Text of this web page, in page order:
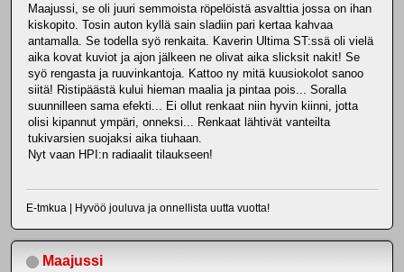
Maajussi, se oli juuri semmoista röpelöistä asvalttia jossa on ihan
kiskopito. Tosin auton kyllä sain sladiin pari kertaa kahvaa
antamalla. Se todella syö renkaita. Kaverin Ultima ST:ssä oli vielä
aika kovat kuviot ja ajon jälkeen ne olivat aika slicksit nakit! Se
syö rengasta ja ruuvinkantoja. Kattoo ny mitä kuusiokolot sanoo
siitä! Ristipäästä kului hieman maalia ja pintaa pois... Soralla
suunnilleen sama efekti... Ei ollut renkaat niin hyvin kiinni, jotta
olisi kipannut ympäri, onneksi... Renkaat lähtivät vanteilta
tukivarsien suojaksi aika tiuhaan.
Nyt vaan HPI:n radiaalit tilaukseen!
E-tmkua | Hyvöö jouluva ja onnellista uutta vuotta!
Maajussi